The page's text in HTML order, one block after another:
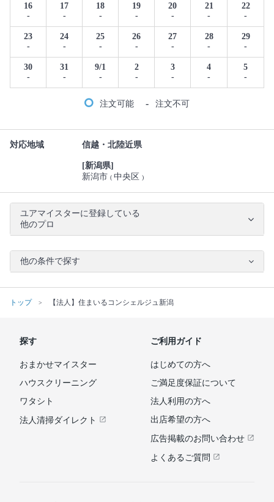
16
-
17
-
18
-
19
-
20
-
21
-
22
-
23
-
24
-
25
-
26
-
27
-
28
-
29
-
30
-
31
-
9/1
-
2
-
3
-
4
-
5
-
注文可能 - 注文不可
対応地域 信越・北陸近県
[新潟県]
新潟市(中央区)
ユアマイスターに登録している
他のプロ
他の条件で探す
トップ 【法人】住まいるコンシェルジュ新潟
探す
おまかせマイスター
ハウスクリーニング
ワタシト
法人清掃ダイレクト
ご利用ガイド
はじめての方へ
ご満足度保証について
法人利用の方へ
出店希望の方へ
広告掲載のお問い合わせ
よくあるご質問